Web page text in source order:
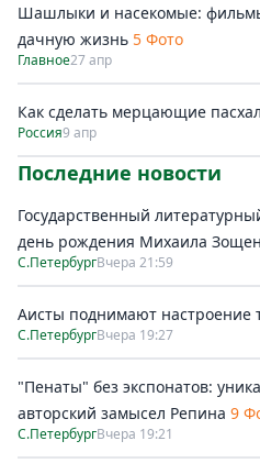
Шашлыки и насекомые:
дачную жизнь 5 Фото
Главное27 апр
Как сделать мерцающие
Россия9 апр
Последние новости
Государственный
день рождения Михаила
С.ПетербургВчера 21:59
Аисты поднимают настроение
С.ПетербургВчера 19:27
"Пенаты" без экспонатов:
авторский замысел Репина 9
С.ПетербургВчера 19:21